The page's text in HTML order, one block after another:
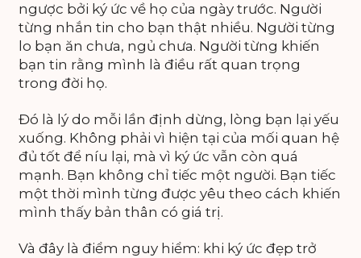
ngược bởi ký ức về họ của ngày trước. Người
từng nhắn tin cho bạn thật nhiều. Người từng
lo bạn ăn chưa, ngủ chưa. Người từng khiến
bạn tin rằng mình là điều rất quan trọng
trong đời họ.
Đó là lý do mỗi lần định dừng, lòng bạn lại yếu
xuống. Không phải vì hiện tại của mối quan hệ
đủ tốt để níu lại, mà vì ký ức vẫn còn quá
mạnh. Bạn không chỉ tiếc một người. Bạn tiếc
một thời mình từng được yêu theo cách khiến
mình thấy bản thân có giá trị.
Và đây là điểm nguy hiểm: khi ký ức đẹp trở